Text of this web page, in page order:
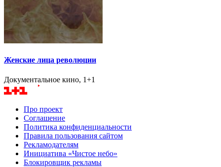
Женские лица революции
Документальное кино, 1+1
Про проект
Соглашение
Политика конфиденциальности
Правила пользования сайтом
Рекламодателям
Инициатива «Чистое небо»
Блокировщик рекламы